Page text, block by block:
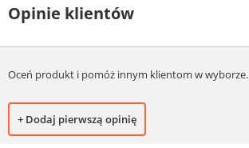
Opinie klientów
Oceń produkt i pomóż innym klientom w wyborze.
+ Dodaj pierwszą opinię